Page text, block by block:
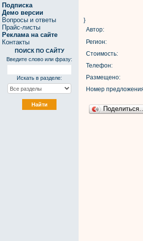
Подписка
Демо версии
Вопросы и ответы
Прайс-листы
Реклама на сайте
Контакты
ПОИСК ПО САЙТУ
Введите слово или фразу:
Искать в разделе:
}
Автор:
Регион:
Стоимость:
Телефон:
Размещено:
Номер